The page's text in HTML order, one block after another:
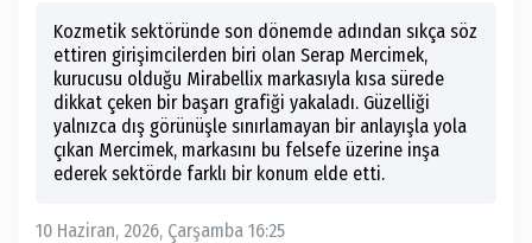
Kozmetik sektöründe son dönemde adından sıkça söz
ettiren girişimcilerden biri olan Serap Mercimek,
kurucusu olduğu Mirabellix markasıyla kısa sürede
dikkat çeken bir başarı grafiği yakaladı. Güzelliği
yalnızca dış görünüşle sınırlamayan bir anlayışla yola
çıkan Mercimek, markasını bu felsefe üzerine inşa
ederek sektörde farklı bir konum elde etti.
10 Haziran, 2026, Çarşamba 16:25